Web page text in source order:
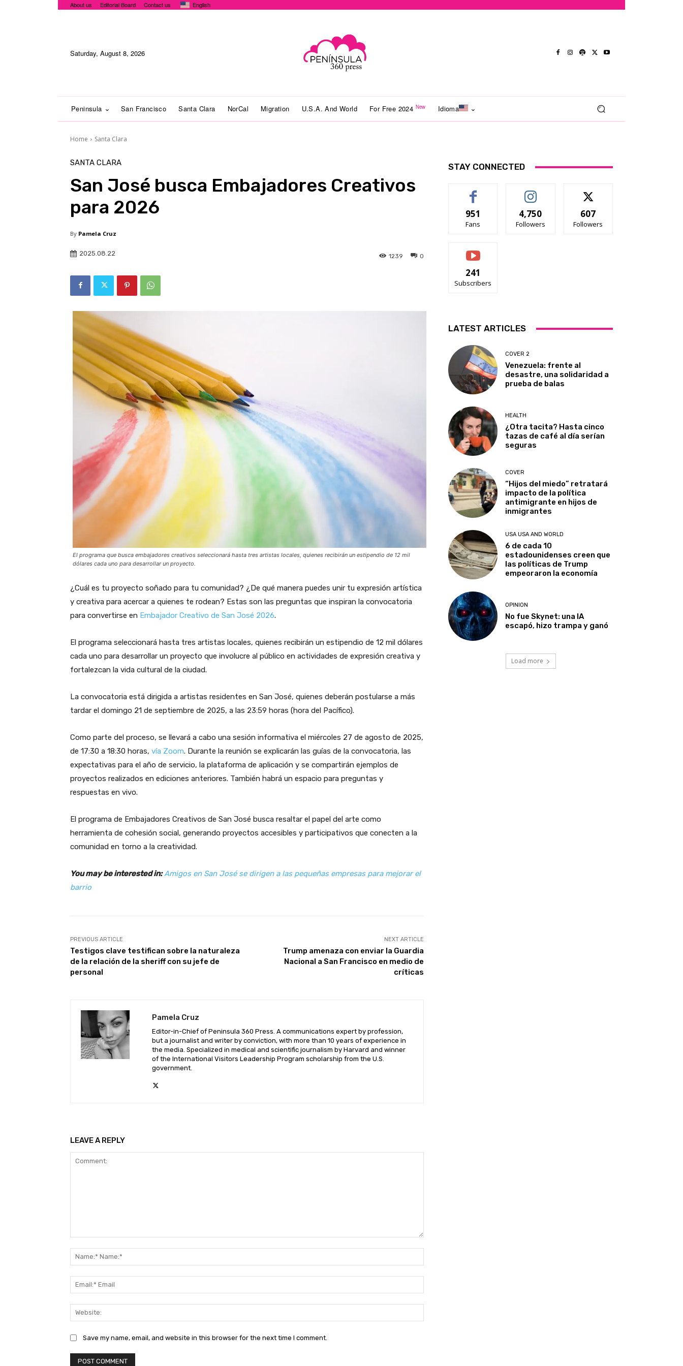
About us Editorial Board Contact us English
Saturday, August 8, 2026
Peninsula San Francisco Santa Clara NorCal Migration U.S.A. And World For Free 2024 New Idioma
Home Santa Clara
SANTA CLARA
San José busca Embajadores Creativos
para 2026
By Pamela Cruz
2025.08.22 0
1239
El programa que busca embajadores creativos seleccionará hasta tres artistas locales, quienes recibirán un estipendio de 12 mil
dólares cada uno para desarrollar un proyecto.
¿Cuál es tu proyecto soñado para tu comunidad? ¿De qué manera puedes unir tu expresión artística
y creativa para acercar a quienes te rodean? Estas son las preguntas que inspiran la convocatoria
para convertirse en Embajador Creativo de San José 2026.
El programa seleccionará hasta tres artistas locales, quienes recibirán un estipendio de 12 mil dólares
cada uno para desarrollar un proyecto que involucre al público en actividades de expresión creativa y
fortalezcan la vida cultural de la ciudad.
La convocatoria está dirigida a artistas residentes en San José, quienes deberán postularse a más
tardar el domingo 21 de septiembre de 2025, a las 23:59 horas (hora del Pacífico).
Como parte del proceso, se llevará a cabo una sesión informativa el miércoles 27 de agosto de 2025,
de 17:30 a 18:30 horas, vía Zoom. Durante la reunión se explicarán las guías de la convocatoria, las
expectativas para el año de servicio, la plataforma de aplicación y se compartirán ejemplos de
proyectos realizados en ediciones anteriores. También habrá un espacio para preguntas y
respuestas en vivo.
El programa de Embajadores Creativos de San José busca resaltar el papel del arte como
herramienta de cohesión social, generando proyectos accesibles y participativos que conecten a la
comunidad en torno a la creatividad.
You may be interested in: Amigos en San José se dirigen a las pequeñas empresas para mejorar el
barrio
PREVIOUS ARTICLE
Testigos clave testifican sobre la naturaleza
de la relación de la sheriff con su jefe de
personal
NEXT ARTICLE
Trump amenaza con enviar la Guardia
Nacional a San Francisco en medio de
críticas
Pamela Cruz
Editor-in-Chief of Peninsula 360 Press. A communications expert by profession,
but a journalist and writer by conviction, with more than 10 years of experience in
the media. Specialized in medical and scientific journalism by Harvard and winner
of the International Visitors Leadership Program scholarship from the U.S.
government.
LEAVE A REPLY
Name:*
Email
Save my name, email, and website in this browser for the next time I comment.
STAY CONNECTED
951
Fans
4,750
Followers
607
Followers
241
Subscribers
LATEST ARTICLES
COVER 2
Venezuela: frente al
desastre, una solidaridad a
prueba de balas
HEALTH
¿Otra tacita? Hasta cinco
tazas de café al día serían
seguras
COVER
“Hijos del miedo” retratará
impacto de la política
antimigrante en hijos de
inmigrantes
USA USA AND WORLD
6 de cada 10
estadounidenses creen que
las políticas de Trump
empeoraron la economía
OPINION
No fue Skynet: una IA
escapó, hizo trampa y ganó
Load more